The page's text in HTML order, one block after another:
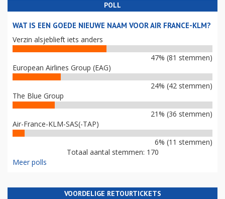
POLL
WAT IS EEN GOEDE NIEUWE NAAM VOOR AIR FRANCE-KLM?
Verzin alsjeblieft iets anders
47% (81 stemmen)
European Airlines Group (EAG)
24% (42 stemmen)
The Blue Group
21% (36 stemmen)
Air-France-KLM-SAS(-TAP)
6% (11 stemmen)
Totaal aantal stemmen: 170
Meer polls
VOORDELIGE RETOURTICKETS